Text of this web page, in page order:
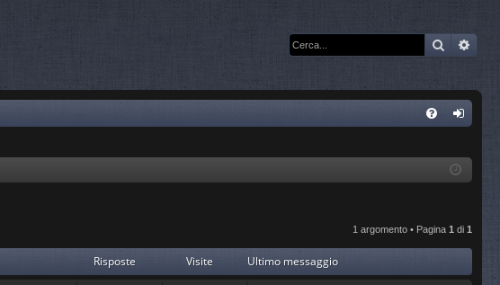
Cerca
in
1 argomento • Pagina 1 di 1
Risposte Visite Ultimo messaggio